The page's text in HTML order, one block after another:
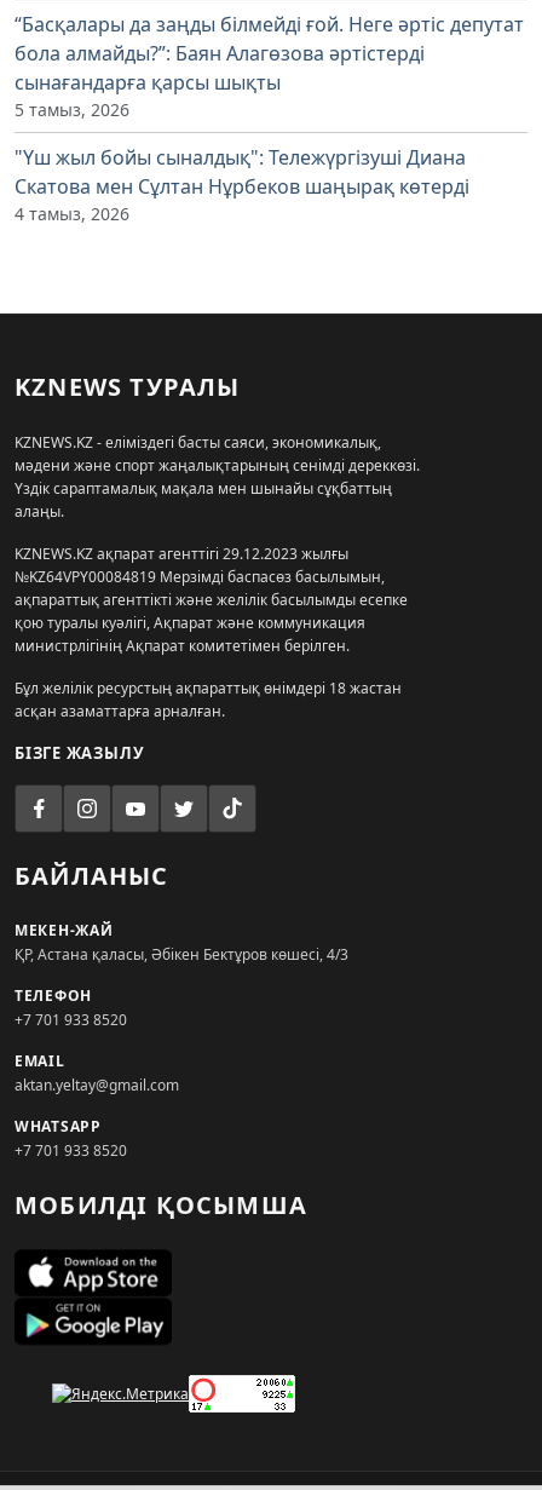
“Басқалары да заңды білмейді ғой. Неге әртіс депутат
бола алмайды?”: Баян Алагөзова әртістерді
сынағандарға қарсы шықты
5 тамыз, 2026
"Үш жыл бойы сыналдық": Тележүргізуші Диана
Скатова мен Сұлтан Нұрбеков шаңырақ көтерді
4 тамыз, 2026
KZNEWS ТУРАЛЫ
KZNEWS.KZ - еліміздегі басты саяси, экономикалық,
мәдени және спорт жаңалықтарының сенімді дереккөзі.
Үздік сараптамалық мақала мен шынайы сұқбаттың
алаңы.
KZNEWS.KZ ақпарат агенттігі 29.12.2023 жылғы
№KZ64VPY00084819 Мерзімді баспасөз басылымын,
ақпараттық агенттікті және желілік басылымды есепке
қою туралы куәлігі, Ақпарат және коммуникация
министрлігінің Ақпарат комитетімен берілген.
Бұл желілік ресурстың ақпараттық өнімдері 18 жастан
асқан азаматтарға арналған.
БІЗГЕ ЖАЗЫЛУ
БАЙЛАНЫС
МЕКЕН-ЖАЙ
ҚР, Астана қаласы, Әбікен Бектұров көшесі, 4/3
ТЕЛЕФОН
+7 701 933 8520
EMAIL
aktan.yeltay@gmail.com
WHATSAPP
+7 701 933 8520
МОБИЛДІ ҚОСЫМША